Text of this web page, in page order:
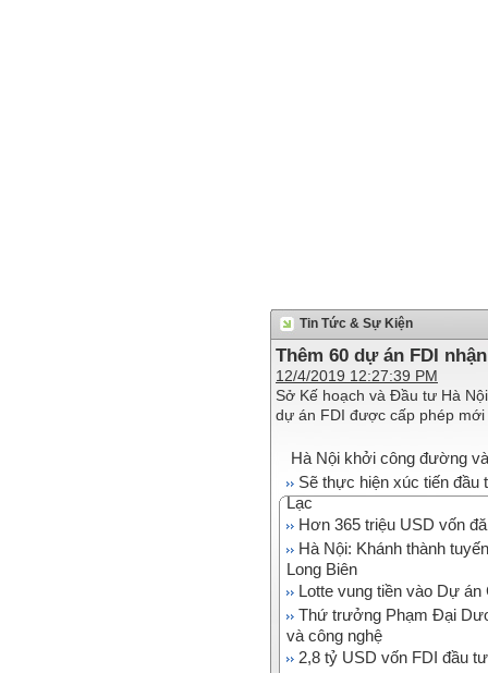
Tin Tức & Sự Kiện
Thêm 60 dự án FDI
12/4/2019 12:27:39 PM
Sở Kế hoạch và Đầu tư Hà
dự án FDI được cấp phép
Hà Nội khởi công đường
Sẽ thực hiện xúc tiến đầu
Lạc
Hơn 365 triệu USD vốn
Hà Nội: Khánh thành
Long Biên
Lotte vung tiền vào Dự án
Thứ trưởng Phạm Đại
và công nghệ
2,8 tỷ USD vốn FDI đầu